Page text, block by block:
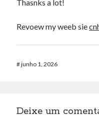
Thasnks a lot!
Revoew my weeb sie
#junho 1, 2026
Deixe um